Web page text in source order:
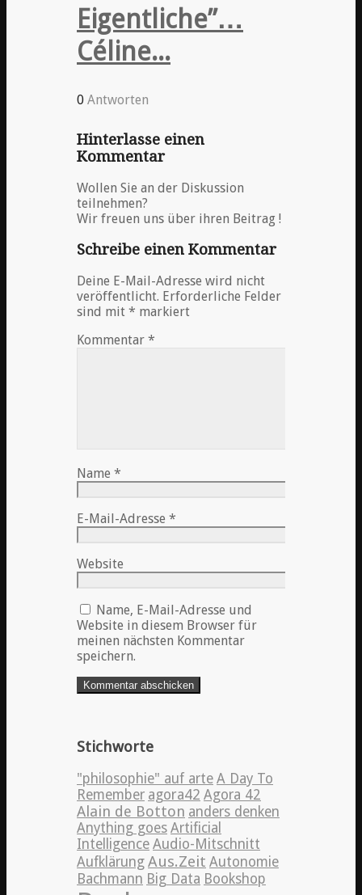
Eigentliche”…
Céline...
0 Antworten
Hinterlasse einen
Kommentar
Wollen Sie an der Diskussion
teilnehmen?
Wir freuen uns über ihren Beitrag !
Schreibe einen Kommentar
Deine E-Mail-Adresse wird nicht
veröffentlicht. Erforderliche Felder
sind mit * markiert
Kommentar *
Name *
E-Mail-Adresse *
Website
Name, E-Mail-Adresse und
Website in diesem Browser für
meinen nächsten Kommentar
speichern.
Stichworte
"philosophie" auf arte A Day To
Remember agora42 Agora 42
Alain de Botton anders denken
Anything goes Artificial
Intelligence Audio-Mitschnitt
Aufklärung Aus.Zeit Autonomie
Bachmann Big Data Bookshop